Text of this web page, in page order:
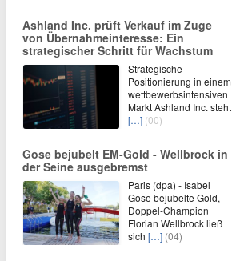
Ashland Inc. prüft Verkauf im Zuge
von Übernahmeinteresse: Ein
strategischer Schritt für Wachstum
Strategische
Positionierung in einem
wettbewerbsintensiven
Markt Ashland Inc. steht
[…] (00)
Gose bejubelt EM-Gold - Wellbrock in
der Seine ausgebremst
Paris (dpa) - Isabel
Gose bejubelte Gold,
Doppel-Champion
Florian Wellbrock ließ
sich […] (04)